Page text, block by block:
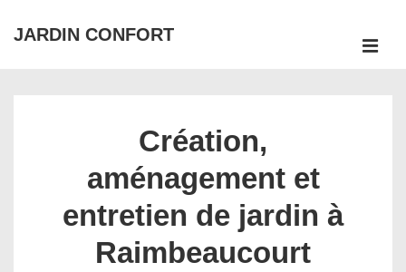
passer
JARDIN CONFORT
Création,
aménagement et
entretien de jardin à
Raimbeaucourt